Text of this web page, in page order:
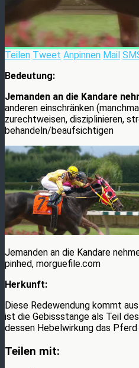
Teilen Tweet Anpinnen Mail
Bedeutung:
Jemanden an die Kandare
anderen einschränken
zurechtweisen, disziplinieren,
behandeln/beaufsichtigen
Jemanden an die Kandare
pinhed, morguefile.com
Herkunft:
Diese Redewendung kommt
ist die Gebissstange als Teil
dessen Hebelwirkung das
Teilen mit: